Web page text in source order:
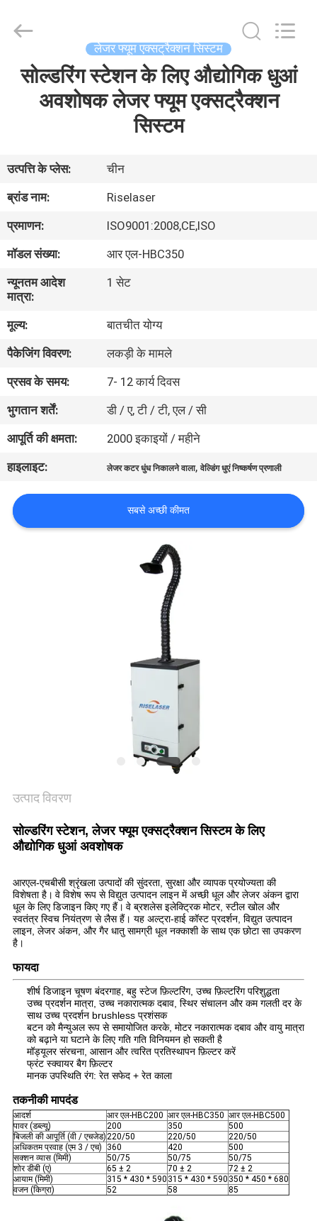
घर
वीआर
शो
हमारे
बारे
में
कारखाना
भ्रमण
गुणवत्ता
नियंत्रण
संपर्क
करें
PRIVACY
POLICY
Technology
Reserved.
लेजर फ्यूम एक्सट्रैक्शन सिस्टम
सोल्डरिंग स्टेशन के लिए औद्योगिक धुआं
अवशोषक लेजर फ्यूम एक्सट्रैक्शन
सिस्टम
उत्पत्ति के प्लेस:
चीन
ब्रांड नाम:
Riselaser
प्रमाणन:
ISO9001:2008,CE,ISO
मॉडल संख्या:
आर एल-HBC350
न्यूनतम आदेश
मात्रा:
1 सेट
मूल्य:
बातचीत योग्य
पैकेजिंग विवरण:
लकड़ी के मामले
प्रसव के समय:
7- 12 कार्य दिवस
भुगतान शर्तें:
डी / ए, टी / टी, एल / सी
आपूर्ति की क्षमता:
2000 इकाइयों / महीने
हाइलाइट:
लेजर कटर धुंध निकालने वाला,वेल्डिंग धुएं निष्कर्षण प्रणाली
सबसे अच्छी कीमत
उत्पाद विवरण
सोल्डरिंग स्टेशन, लेजर फ्यूम एक्सट्रैक्शन सिस्टम के लिए
औद्योगिक धुआं अवशोषक
आरएल-एचबीसी श्रृंखला उत्पादों की सुंदरता, सुरक्षा और व्यापक प्रयोज्यता की
विशेषता है। वे विशेष रूप से विद्युत उत्पादन लाइन में अच्छी धूल और लेजर अंकन द्वारा
धूल के लिए डिजाइन किए गए हैं। वे ब्रशलेस इलेक्ट्रिक मोटर, स्टील खोल और
स्वतंत्र स्विच नियंत्रण से लैस हैं। यह अल्ट्रा-हाई कॉस्ट प्रदर्शन, विद्युत उत्पादन
लाइन, लेजर अंकन, और गैर धातु सामग्री धूल नक्काशी के साथ एक छोटा सा उपकरण
है।
फायदा
शीर्ष डिजाइन चूषण बंदरगाह, बहु स्टेज फ़िल्टरिंग, उच्च फ़िल्टरिंग परिशुद्धता
उच्च प्रदर्शन मात्रा, उच्च नकारात्मक दबाव, स्थिर संचालन और कम गलती दर के
साथ उच्च प्रदर्शन brushless प्रशंसक
बटन को मैन्युअल रूप से समायोजित करके, मोटर नकारात्मक दबाव और वायु मात्रा
को बढ़ाने या घटाने के लिए गति गति विनियमन हो सकती है
मॉड्यूलर संरचना, आसान और त्वरित प्रतिस्थापन फ़िल्टर करें
फ्रंट स्क्वायर बैग फ़िल्टर
मानक उपस्थिति रंग: रेत सफेद + रेत काला
तकनीकी मापदंड
आदर्श आर एल-HBC200 आर एल-HBC350 आर एल-HBC500
पावर (डब्ल्यू)
200 350
500
बिजली की आपूर्ति (वी / एचजेड)220/50 220/50
220/50
अधिकतम प्रवाह (एम 3 / एच)
360 420
500
सक्शन व्यास (मिमी)
50/75 50/75
50/75
शोर डीबी (ए)
65 ± 2 70 ± 2
72 ± 2
आयाम (मिमी)
315 * 430 * 590 315 * 430 * 590 350 * 450 * 680
वजन (किग्रा)
52 58 85